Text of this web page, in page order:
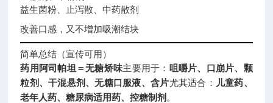
益生菌粉、止泻散、中药散剂
改善口感，又不增加吸潮结块
简单总结（宣传可用）
药用阿司帕坦＝无糖矫味主要用于： 咀嚼片、口崩片、颗
粒剂、干混悬剂、无糖口服液、含片尤其适合： 儿童药、
老年人药、糖尿病适用药、控糖制剂 。